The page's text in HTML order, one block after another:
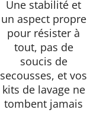
Une stabilité et
un aspect propre
pour résister à
tout, pas de
soucis de
secousses, et vos
kits de lavage ne
tombent jamais